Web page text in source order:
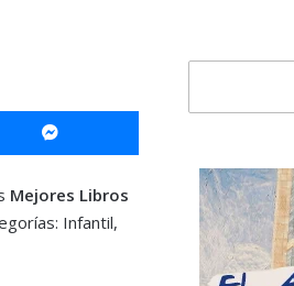
Messenger
Mejores Libros
Infantil,